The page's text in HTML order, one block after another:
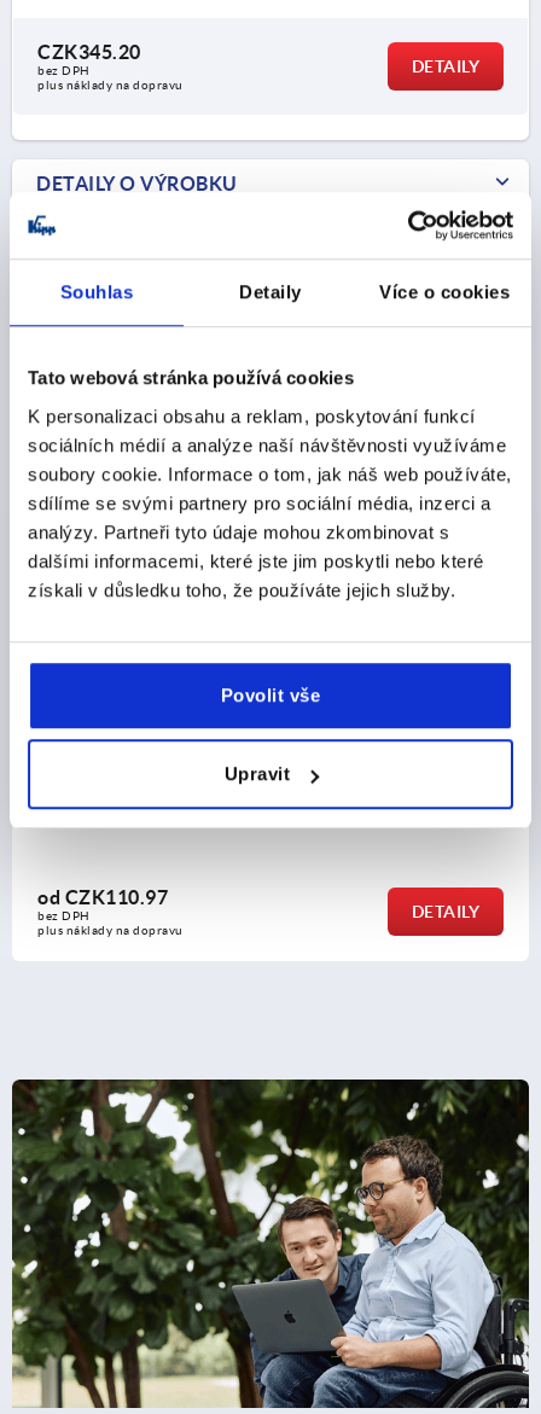
Souhlas Detaily Více o cookies
Tato webová stránka používá cookies
K personalizaci obsahu a reklam, poskytování funkcí
sociálních médií a analýze naší návštěvnosti využíváme
soubory cookie. Informace o tom, jak náš web používáte,
sdílíme se svými partnery pro sociální média, inzerci a
analýzy. Partneři tyto údaje mohou zkombinovat s
dalšími informacemi, které jste jim poskytli nebo které
získali v důsledku toho, že používáte jejich služby.
Povolit vše
Upravit
CZK345.20
bez DPH
plus náklady na dopravu
DETAILY
DETAILY O VÝROBKU
Ostatní zákazníci také zakoupili
K1979
od CZK498.21
bez DPH
plus náklady na dopravu